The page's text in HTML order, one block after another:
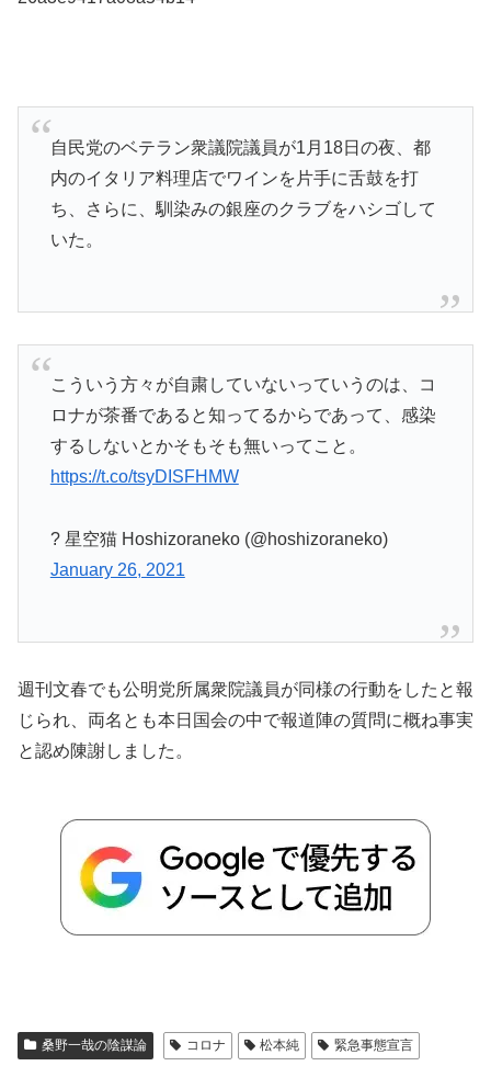
自民党のベテラン衆議院議員が1月18日の夜、都
内のイタリア料理店でワインを片手に舌鼓を打
ち、さらに、馴染みの銀座のクラブをハシゴして
いた。
こういう方々が自粛していないっていうのは、コ
ロナが茶番であると知ってるからであって、感染
するしないとかそもそも無いってこと。
https://t.co/tsyDISFHMW
? 星空猫 Hoshizoraneko (@hoshizoraneko)
January 26, 2021
週刊文春でも公明党所属衆院議員が同様の行動をしたと報
じられ、両名とも本日国会の中で報道陣の質問に概ね事実
と認め陳謝しました。
桑野一哉の陰謀論 コロナ 松本純 緊急事態宣言